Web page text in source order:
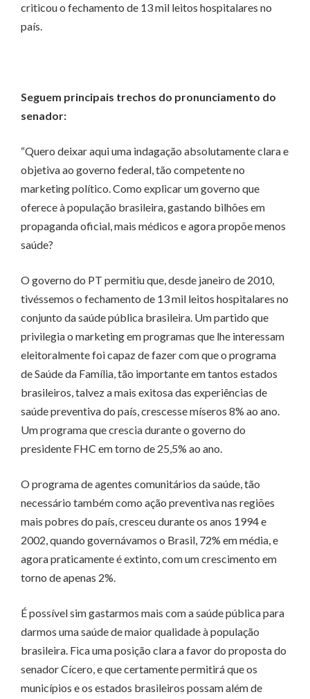
criticou o fechamento de 13 mil leitos hospitalares no
país.
Seguem principais trechos do pronunciamento do
senador:
“Quero deixar aqui uma indagação absolutamente clara e
objetiva ao governo federal, tão competente no
marketing político. Como explicar um governo que
oferece à população brasileira, gastando bilhões em
propaganda oficial, mais médicos e agora propõe menos
saúde?
O governo do PT permitiu que, desde janeiro de 2010,
tivéssemos o fechamento de 13 mil leitos hospitalares no
conjunto da saúde pública brasileira. Um partido que
privilegia o marketing em programas que lhe interessam
eleitoralmente foi capaz de fazer com que o programa
de Saúde da Família, tão importante em tantos estados
brasileiros, talvez a mais exitosa das experiências de
saúde preventiva do país, crescesse míseros 8% ao ano.
Um programa que crescia durante o governo do
presidente FHC em torno de 25,5% ao ano.
O programa de agentes comunitários da saúde, tão
necessário também como ação preventiva nas regiões
mais pobres do país, cresceu durante os anos 1994 e
2002, quando governávamos o Brasil, 72% em média, e
agora praticamente é extinto, com um crescimento em
torno de apenas 2%.
É possível sim gastarmos mais com a saúde pública para
darmos uma saúde de maior qualidade à população
brasileira. Fica uma posição clara a favor do proposta do
senador Cícero, e que certamente permitirá que os
municípios e os estados brasileiros possam além de